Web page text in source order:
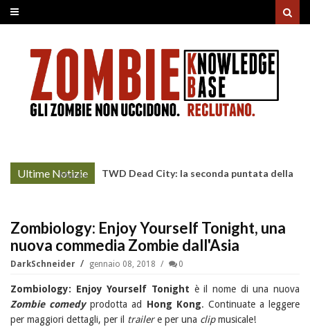
Ultime Notizie
More »
TWD Dead City: la seconda puntata della
Zombiology: Enjoy Yourself Tonight, una
nuova commedia Zombie dall'Asia
DarkSchneider gennaio 08, 2018 0
Zombiology: Enjoy Yourself Tonight è il nome di una nuova
Zombie comedyprodotta ad Hong Kong. Continuate a leggere
per maggiori dettagli, per il trailere per una clipmusicale!